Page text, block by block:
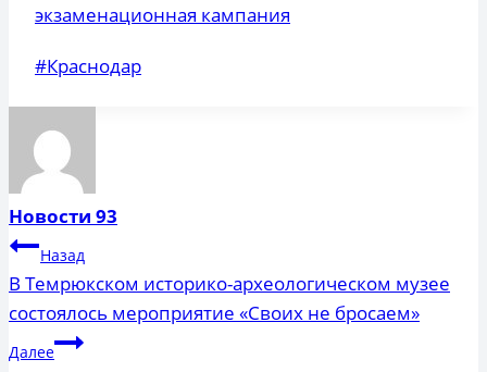
экзаменационная кампания
Метки
#Краснодар
Новости 93
Навигация
по
записям
Назад
В Темрюкском историко-археологическом музее
состоялось мероприятие «Своих не бросаем»
Далее